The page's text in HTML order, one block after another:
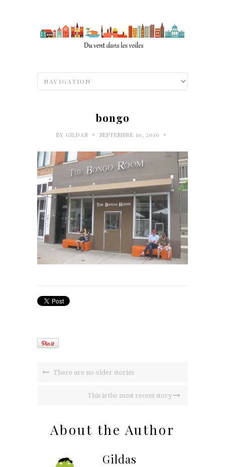
bongo
BY GILDAS • SEPTEMBRE 10, 2016 •
There are no older stories
This is the most recent story
About the Author
Gildas